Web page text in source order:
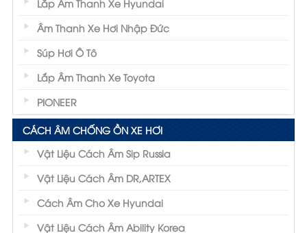
Lắp Âm Thanh Xe Hyundai
Âm Thanh Xe Hơi Nhập Đức
Súp Hơi Ô Tô
Lắp Âm Thanh Xe Toyota
PIONEER
CÁCH ÂM CHỐNG ỒN XE HƠI
Vật Liệu Cách Âm Sip Russia
Vật Liệu Cách Âm DR,ARTEX
Cách Âm Cho Xe Hyundai
Vật Liệu Cách Âm Ability Korea